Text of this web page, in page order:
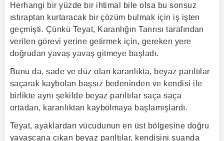
Herhangi bir yüzde bir ihtimal bile olsa bu sonsuz
ıstıraptan kurtaracak bir çözüm bulmak için iş işten
geçmişti. Çünkü Teyat, Karanlığın Tanrısı tarafından
verilen görevi yerine getirmek için, gereken yere
doğrudan yavaş yavaş gitmeye başladı.
Bunu da, sade ve düz olan karanlıkta, beyaz parıltılar
saçarak kaybolan başsız bedeninden ve kendisi ile
birlikte aynı şekilde beyaz parıltılar saça saça
ortadan, karanlıktan kaybolmaya başlamışlardı.
Teyat, ayaklardan vücudunun en üst bölgesine doğru
yavaşcana çıkan beyaz parıltılar, kendisini şuanda